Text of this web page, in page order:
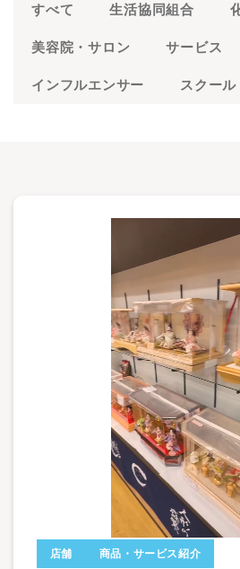
すべて 生活協同組合
美容院・サロン サービス
インフルエンサー スクール
店舗 商品・サービス紹介